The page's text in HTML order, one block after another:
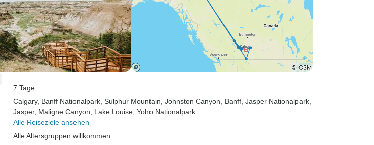
7 Tage
Calgary, Banff Nationalpark , Sulphur Mountain , Johnston Canyon , Banff , Jasper Nationalpark
Jasper, Maligne Canyon , Lake Louise , Yoho Nationalpark
Alle Reiseziele ansehen
Alle Altersgruppen willkommen